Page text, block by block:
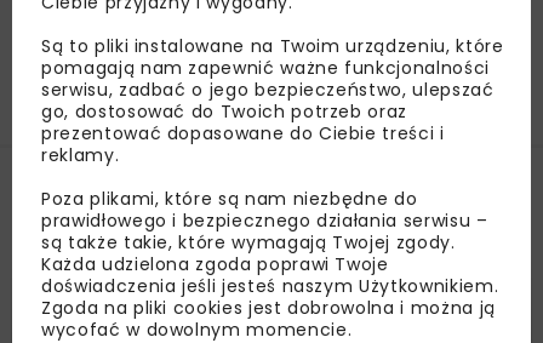
Załaduj więcej...
Kalendarium
Są to pliki instalowane na Twoim urządzeniu, które
pomagają nam zapewnić ważne funkcjonalności
serwisu, zadbać o jego bezpieczeństwo, ulepszać
go, dostosować do Twoich potrzeb oraz
prezentować dopasowane do Ciebie treści i
reklamy.
Poza plikami, które są nam niezbędne do
prawidłowego i bezpiecznego działania serwisu –
są także takie, które wymagają Twojej zgody.
Każda udzielona zgoda poprawi Twoje
doświadczenia jeśli jesteś naszym Użytkownikiem.
Zgoda na pliki cookies jest dobrowolna i można ją
wycofać w dowolnym momencie.